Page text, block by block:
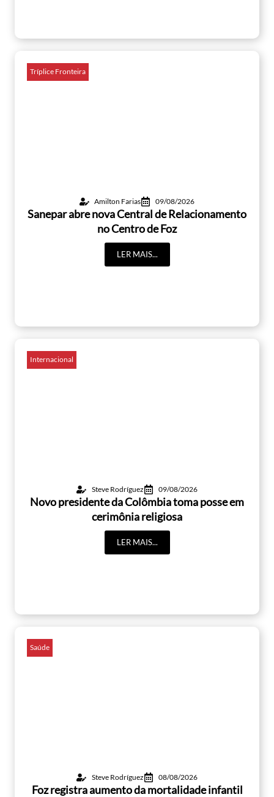
Tríplice Fronteira
Amilton Farias 09/08/2026
Sanepar abre nova Central de Relacionamento
no Centro de Foz
LER MAIS...
Internacional
Steve Rodríguez 09/08/2026
Novo presidente da Colômbia toma posse em
cerimônia religiosa
LER MAIS...
Saúde
Steve Rodríguez 08/08/2026
Foz registra aumento da mortalidade infantil